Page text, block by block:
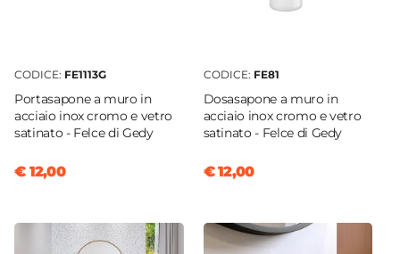
CODICE: FE1113G
Portasapone a muro in
acciaio inox cromo e vetro
satinato - Felce di Gedy
€ 12,00
CODICE: FE81
Dosasapone a muro in
acciaio inox cromo e vetro
satinato - Felce di Gedy
€ 12,00